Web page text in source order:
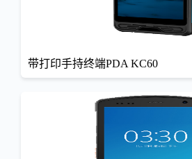
带打印手持终端PDA KC60